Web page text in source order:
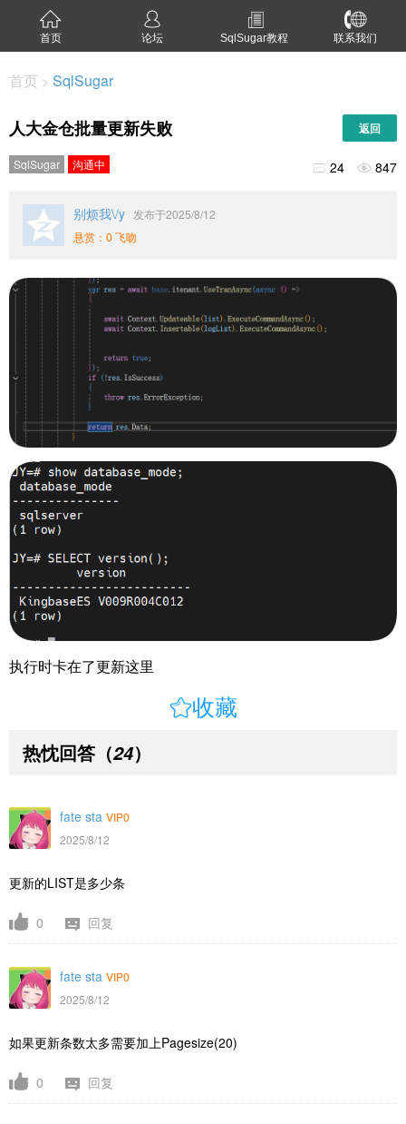
首页 论坛 SqlSugar教程 联系我们
首页 > SqlSugar
人大金仓批量更新失败 返回
SqlSugar 沟通中  24  847
别烦我\/y 发布于2025/8/12
悬赏：0 飞吻
执行时卡在了更新这里
收藏
热忱回答 （24）
fate sta VIP0
2025/8/12
更新的LIST是多少条
0 回复
fate sta VIP0
2025/8/12
如果更新条数太多需要加上Pagesize(20)
0 回复